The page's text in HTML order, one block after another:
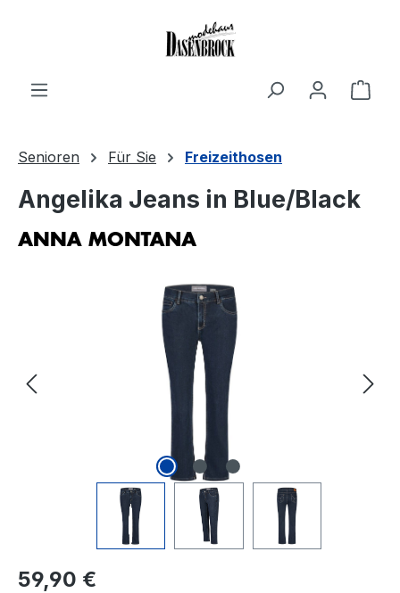
Senioren Für Sie Freizeithosen
Angelika Jeans in Blue/Black
Bildergalerie überspringen
Regulärer Preis:
59,90 €